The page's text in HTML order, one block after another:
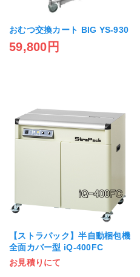
おむつ交換カート BIG YS-930
59,800円
【ストラパック】半自動梱包機
全面カバー型 iQ-400FC
お見積りにて